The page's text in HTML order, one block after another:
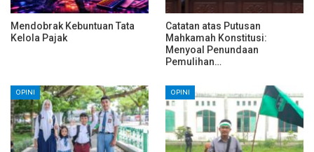
Mendobrak Kebuntuan Tata
Kelola Pajak
Catatan atas Putusan
Mahkamah Konstitusi:
Menyoal Penundaan
Pemulihan…
OPINI OPINI